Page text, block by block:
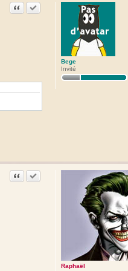
Bege
Invité
CitationAccepter cette réponse
Raphaël
CitationAccepter cette réponse